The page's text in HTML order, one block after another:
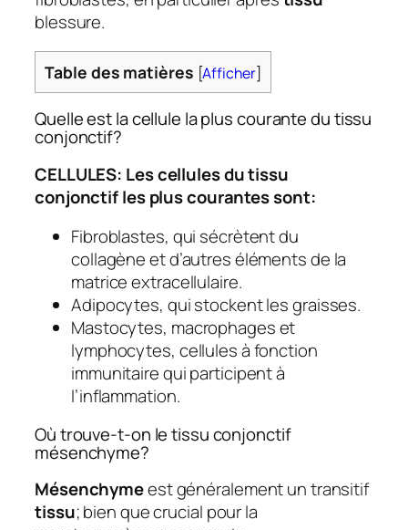
blessure.
Table des matières [Afficher]
Quelle est la cellule la plus courante du tissu
conjonctif?
CELLULES: Les cellules du tissu
conjonctif les plus courantes sont:
Fibroblastes, qui sécrètent du
collagène et d’autres éléments de la
matrice extracellulaire.
Adipocytes, qui stockent les graisses.
Mastocytes, macrophages et
lymphocytes, cellules à fonction
immunitaire qui participent à
l’inflammation.
Où trouve-t-on le tissu conjonctif
mésenchyme?
Mésenchymeest généralement un transitif
tissu; bien que crucial pour la